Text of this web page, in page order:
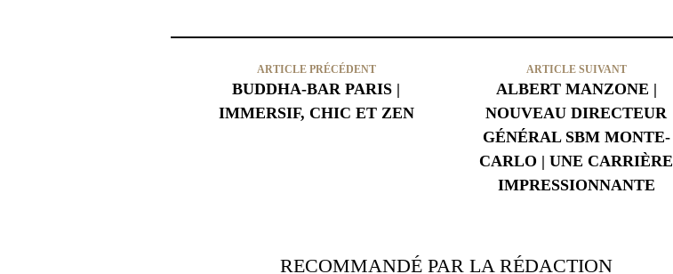
ARTICLE PRÉCÉDENT
BUDDHA-BAR PARIS |
IMMERSIF, CHIC ET ZEN
ARTICLE SUIVANT
ALBERT MANZONE |
NOUVEAU DIRECTEUR
GÉNÉRAL SBM MONTE-
CARLO | UNE CARRIÈRE
IMPRESSIONNANTE
RECOMMANDÉ PAR LA RÉDACTION